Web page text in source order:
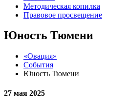
Методическая копилка
Правовое просвещение
Юность Тюмени
«Овация»
События
Юность Тюмени
27 мая 2025